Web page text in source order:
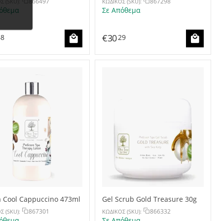
Σε Απόθεμα
€3029
Cool Cappuccino 473ml
(SKU): 867301
Gel Scrub Gold Treasure 30g
ΚΩΔΙΚΟΣ (SKU): 866332